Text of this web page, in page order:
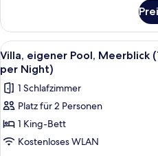
Resort
credit
per
Night)
anzeigen
eigener
Pool
(THB
1,500
Net
Resort
credit
Night)
Alle
Fotos
für
Villa,
eigener
Pool,
Meerblick
5
Villa, eigener Pool, Meerblick
per Night)
1 Schlafzimmer
Platz für 2 Personen
1 King-Bett
Kostenloses WLAN